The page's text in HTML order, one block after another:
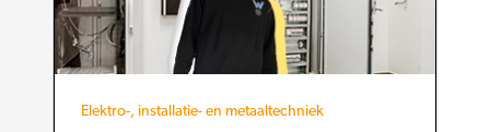
Elektro-, installatie- en metaaltechniek